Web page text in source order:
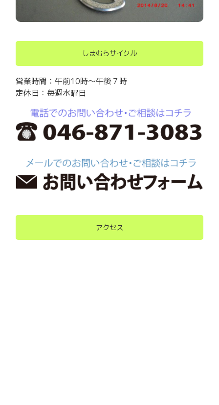
しまむらサイクル
営業時間：午前10時～午後７時
定休日：毎週水曜日
アクセス